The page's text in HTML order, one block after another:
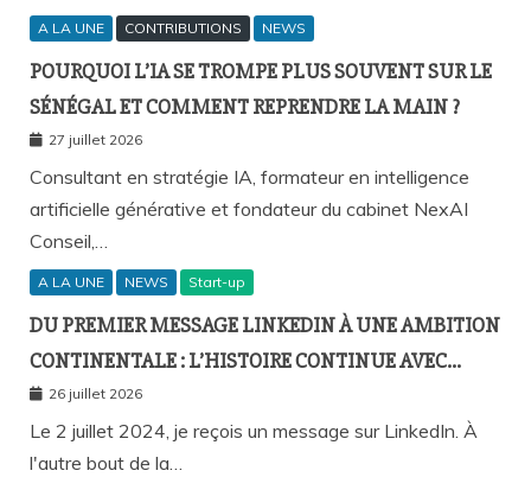
A LA UNE CONTRIBUTIONS NEWS
POURQUOI L’IA SE TROMPE PLUS SOUVENT SUR LE
SÉNÉGAL ET COMMENT REPRENDRE LA MAIN ?
27 juillet 2026
Consultant en stratégie IA, formateur en intelligence
artificielle générative et fondateur du cabinet NexAI
Conseil,…
A LA UNE NEWS Start-up
DU PREMIER MESSAGE LINKEDIN À UNE AMBITION
CONTINENTALE : L’HISTOIRE CONTINUE AVEC
BIRAHIM FALL ET BICTORYS
26 juillet 2026
Le 2 juillet 2024, je reçois un message sur LinkedIn. À
l'autre bout de la…